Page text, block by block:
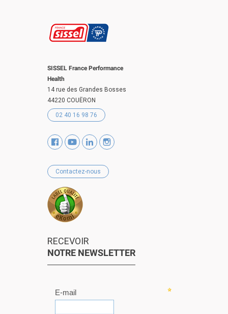
SISSEL France Performance
Health
14 rue des Grandes Bosses
44220 COUËRON
02 40 16 98 76
Contactez-nous
RECEVOIR
NOTRE NEWSLETTER